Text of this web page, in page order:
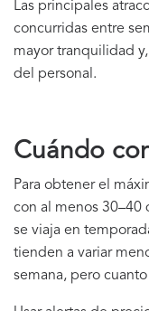
Las principales
concurridas entre
mayor tranquilidad
del personal.
Cuándo
Para obtener el
con al menos 30–40
se viaja en
tienden a variar
semana, pero